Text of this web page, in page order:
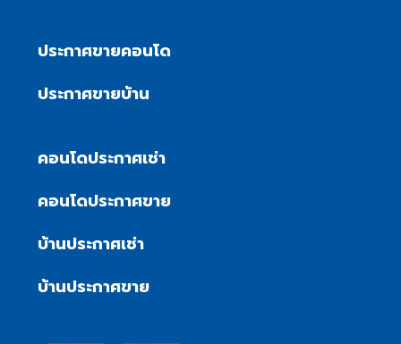
ประกาศขายคอนโด
ประกาศขายบ้าน
คอนโดประกาศเช่า
คอนโดประกาศขาย
บ้านประกาศเช่า
บ้านประกาศขาย